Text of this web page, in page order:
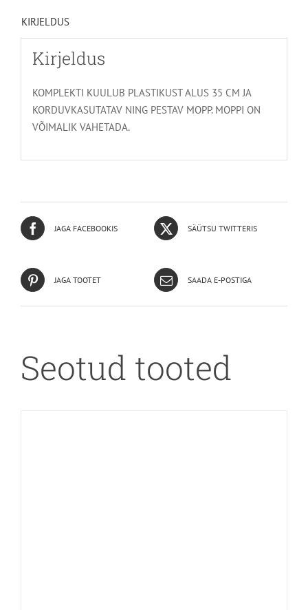
KIRJELDUS
Kirjeldus
KOMPLEKTI KUULUB PLASTIKUST ALUS 35 CM JA
KORDUVKASUTATAV NING PESTAV MOPP. MOPPI ON
VÕIMALIK VAHETADA.
JAGA FACEBOOKIS SÄÜTSU TWITTERIS
JAGA TOOTET SAADA E-POSTIGA
Seotud tooted